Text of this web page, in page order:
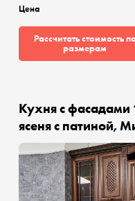
Цена
Рассчитать стоимость
размерам
Кухня с фасадами
ясеня с патиной,